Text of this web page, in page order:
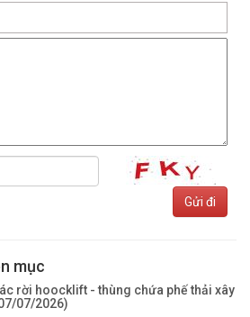
mục
rời hoocklift - thùng chứa phế thải xây
07/2026)